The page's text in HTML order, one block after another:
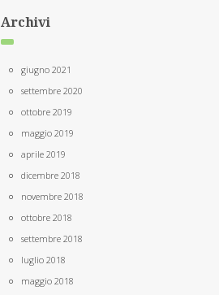
Archivi
giugno 2021
settembre 2020
ottobre 2019
maggio 2019
aprile 2019
dicembre 2018
novembre 2018
ottobre 2018
settembre 2018
luglio 2018
maggio 2018